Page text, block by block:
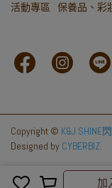
加
活動專區 保養品、彩
Copyright © K&J SHINE
Designed by CYBERBIZ.